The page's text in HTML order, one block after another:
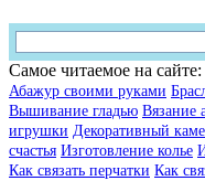
Самое читаемое на сайте:
Абажур своими руками
Вышивание гладью Вязание
игрушки Декоративный
счастья Изготовление колье
Как связать перчатки Как